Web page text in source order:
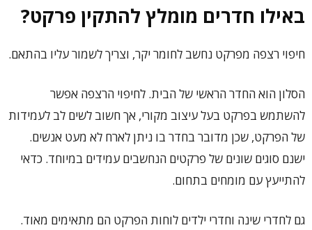
באילו חדרים מומלץ להתקין פרקט?
חיפוי רצפה מפרקט נחשב לחומר יקר, וצריך לשמור עליו בהתאם.
הסלון הוא החדר הראשי של הבית. לחיפוי הרצפה אפשר
להשתמש בפרקט בעל עיצוב מקורי, אך חשוב לשים לב לעמידות
של הפרקט, שכן מדובר בחדר בו ניתן לארח לא מעט אנשים.
ישנם סוגים שונים של פרקטים הנחשבים עמידים במיוחד. כדאי
להתייעץ עם מומחים בתחום.
גם לחדרי שינה וחדרי ילדים לוחות הפרקט הם מתאימים מאוד.